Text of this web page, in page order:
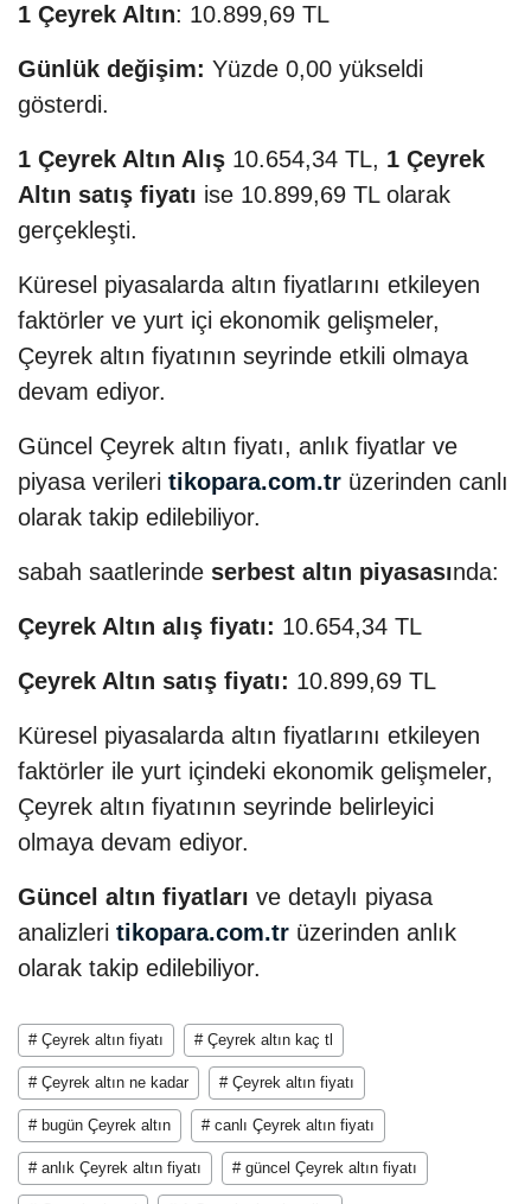
1 Çeyrek Altın: 10.899,69 TL
Günlük değişim: Yüzde 0,00 yükseldi
gösterdi.
1 Çeyrek Altın Alış 10.654,34 TL, 1 Çeyrek
Altın satış fiyatı ise 10.899,69 TL olarak
gerçekleşti.
Küresel piyasalarda altın fiyatlarını etkileyen
faktörler ve yurt içi ekonomik gelişmeler,
Çeyrek altın fiyatının seyrinde etkili olmaya
devam ediyor.
Güncel Çeyrek altın fiyatı, anlık fiyatlar ve
piyasa verileri tikopara.com.tr üzerinden canlı
olarak takip edilebiliyor.
sabah saatlerinde serbest altın piyasasında:
Çeyrek Altın alış fiyatı: 10.654,34 TL
Çeyrek Altın satış fiyatı: 10.899,69 TL
Küresel piyasalarda altın fiyatlarını etkileyen
faktörler ile yurt içindeki ekonomik gelişmeler,
Çeyrek altın fiyatının seyrinde belirleyici
olmaya devam ediyor.
Güncel altın fiyatları ve detaylı piyasa
analizleri tikopara.com.tr üzerinden anlık
olarak takip edilebiliyor.
# Çeyrek altın fiyatı # Çeyrek altın kaç tl
# Çeyrek altın ne kadar # Çeyrek altın fiyatı
# bugün Çeyrek altın # canlı Çeyrek altın fiyatı
# anlık Çeyrek altın fiyatı # güncel Çeyrek altın fiyatı